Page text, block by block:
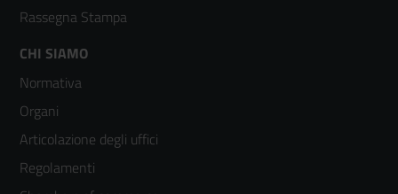
Rassegna Stampa
Footer
menù
colonna
3
CHI SIAMO
Normativa
Organi
Articolazione degli uffici
Regolamenti